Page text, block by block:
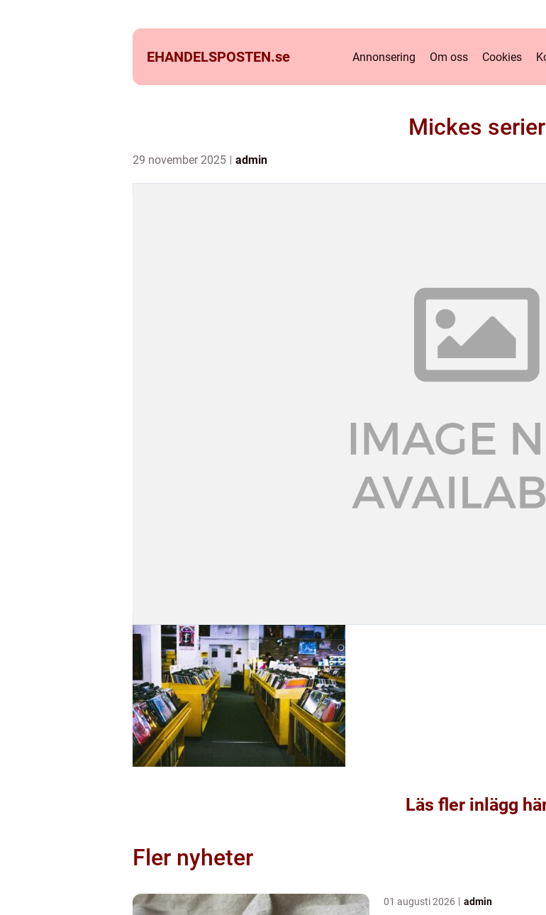
EHANDELSPOSTEN.se Annonsering Om oss Cookies
Mickes serier
29 november 2025 admin
Läs fler inlägg
Fler nyheter
01 augusti 2026 admin